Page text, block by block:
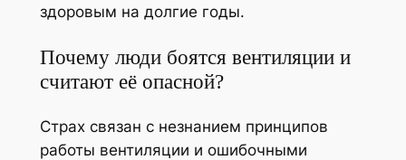
здоровым на долгие годы.
Почему люди боятся вентиляции и
считают её опасной?
Страх связан с незнанием принципов
работы вентиляции и ошибочными